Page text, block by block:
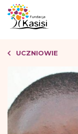
UCZNIOWIE